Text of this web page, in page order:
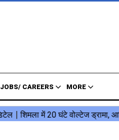
JOBS/ CAREERS MORE